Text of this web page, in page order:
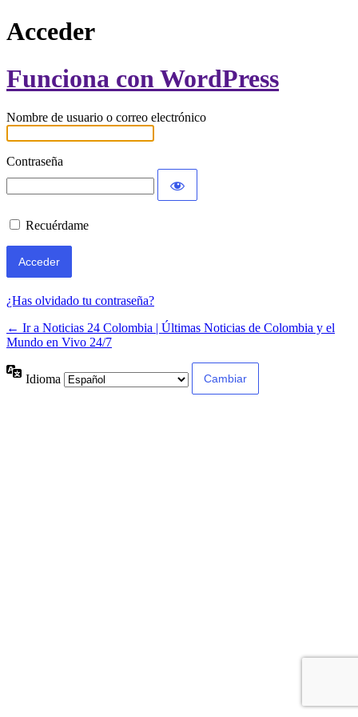
Acceder
Funciona con WordPress
Nombre de usuario o correo electrónico
Contraseña
Recuérdame
¿Has olvidado tu contraseña?
← Ir a Noticias 24 Colombia | Últimas Noticias de Colombia y el
Mundo en Vivo 24/7
Idioma